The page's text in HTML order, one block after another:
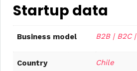
Startup data
Business model B2B | B2C
Country Chile